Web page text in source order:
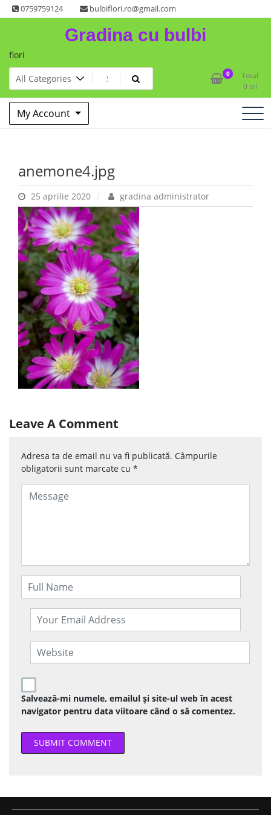
Skip
to
0759759124 bulbiflori.ro@gmail.com
Gradina cu bulbi
flori
0
Total
0 lei
My Account
anemone4.jpg
25 aprilie 2020 gradina administrator
Leave A Comment
Adresa ta de email nu va fi publicată. Câmpurile
obligatorii sunt marcate cu *
Salvează-mi numele, emailul și site-ul web în acest
navigator pentru data viitoare când o să comentez.